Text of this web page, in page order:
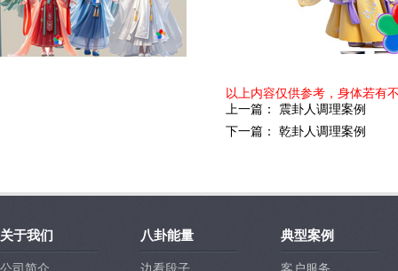
以上内容仅供参考，身体若有
上一篇 ： 震卦人调理案例
下一篇 ： 乾卦人调理案例
关于我们 八卦能量 典型案例